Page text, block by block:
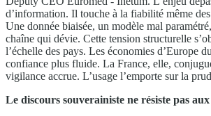
d’information. Il touche à la fiabilité même
Une donnée biaisée, un modèle mal
chaîne qui dévie. Cette tension structurelle
l’échelle des pays. Les économies d’Europe
confiance plus fluide. La France, elle,
vigilance accrue. L’usage l’emporte sur la
Le discours souverainiste ne résiste pas